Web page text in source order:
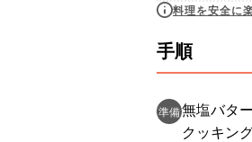
料理を安全に
手順
準備無塩バタ
クッキン